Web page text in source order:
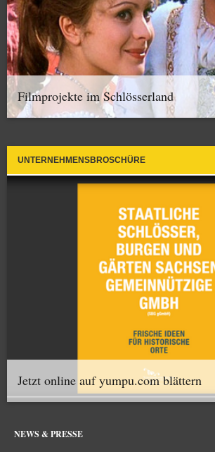
Filmprojekte im Schlösserland
UNTERNEHMENSBROSCHÜRE
Jetzt online auf yumpu.com blättern
NEWS & PRESSE